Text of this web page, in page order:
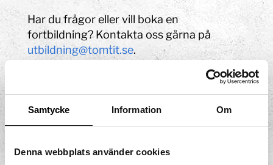
Samtycke Information Om
Denna webbplats använder cookies
Har du frågor eller vill boka en
fortbildning? Kontakta oss gärna på
utbildning@tomtit.se.
Anges exklusive moms.